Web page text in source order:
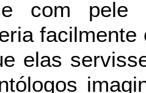
se com
elas